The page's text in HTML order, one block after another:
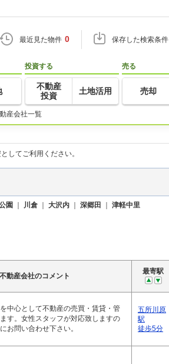
最近見た物件 0 保存した検索条件
投資する
不動産
投資
土地活用
売る
売却
産会社一覧
してご利用ください。
園 ｜ 川倉 ｜ 大沢内 ｜ 深郷田 ｜ 津軽中里
不動産会社のコメント
最寄駅
中心として不動産の売買・賃貸・管
す。女性スタッフが対応致しますの
お問い合わせ下さい。
五所川原
駅
徒歩5分